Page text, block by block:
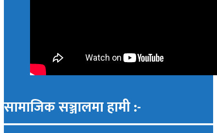
सामाजिक सञ्जालमा हामी :-